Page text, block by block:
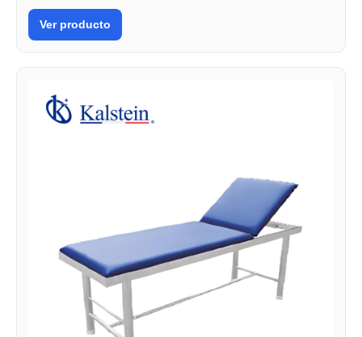
Ver producto